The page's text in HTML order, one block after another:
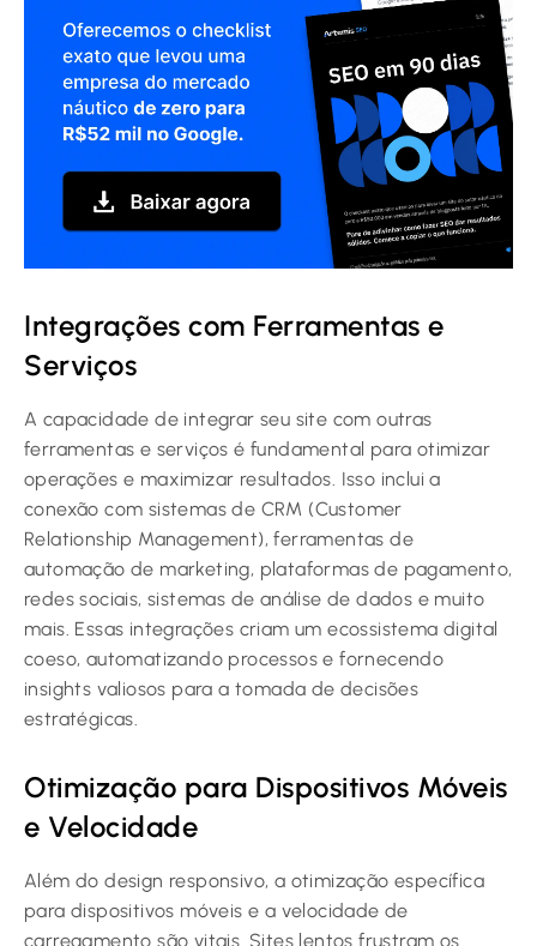
Integrações com Ferramentas e
Serviços
A capacidade de integrar seu site com outras
ferramentas e serviços é fundamental para otimizar
operações e maximizar resultados. Isso inclui a
conexão com sistemas de CRM (Customer
Relationship Management), ferramentas de
automação de marketing, plataformas de pagamento,
redes sociais, sistemas de análise de dados e muito
mais. Essas integrações criam um ecossistema digital
coeso, automatizando processos e fornecendo
insights valiosos para a tomada de decisões
estratégicas.
Otimização para Dispositivos Móveis
e Velocidade
Além do design responsivo, a otimização específica
para dispositivos móveis e a velocidade de
carregamento são vitais. Sites lentos frustram os